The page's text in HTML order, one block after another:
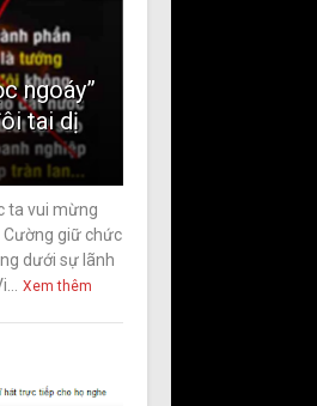
ngoáy”
tai dị
ta vui mừng
giữ chức
dưới sự lãnh
Xem thêm